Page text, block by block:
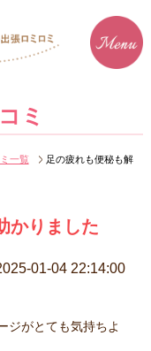
ミ
一覧
足の疲れも便秘も解
かりました
01-04 22:14:00
ジがとても気持ちよ